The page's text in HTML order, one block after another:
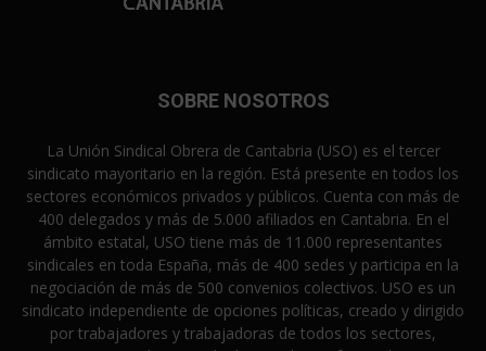
SOBRE NOSOTROS
La Unión Sindical Obrera de Cantabria (USO) es el tercer
sindicato mayoritario en la región. Está presente en todos los
sectores económicos privados y públicos. Cuenta con más de
400 delegados y más de 5.000 afiliados en Cantabria. En el
ámbito estatal, USO tiene más de 11.000 representantes
sindicales en toda España, más de 400 sedes y participa en la
negociación de más de 500 convenios colectivos. USO es un
sindicato independiente de opciones políticas, creado y dirigido
por trabajadores y trabajadoras de todos los sectores,